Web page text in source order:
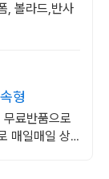
, 볼라드,반사
형
료반품으로
매일매일 상